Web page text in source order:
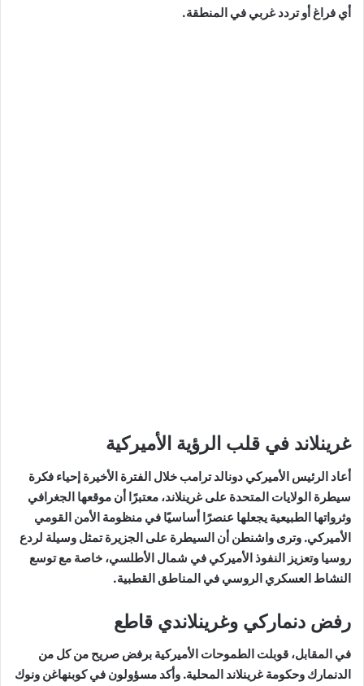
أي فراغ أو تردد غربي في المنطقة.
غرينلاند في قلب الرؤية الأميركية
أعاد الرئيس الأميركي دونالد ترامب خلال الفترة الأخيرة إحياء فكرة
سيطرة الولايات المتحدة على غرينلاند، معتبرًا أن موقعها الجغرافي
وثرواتها الطبيعية يجعلها عنصرًا أساسيًا في منظومة الأمن القومي
الأميركي. وترى واشنطن أن السيطرة على الجزيرة تمثل وسيلة لردع
روسيا وتعزيز النفوذ الأميركي في شمال الأطلسي، خاصة مع توسع
النشاط العسكري الروسي في المناطق القطبية.
رفض دنماركي وغرينلاندي قاطع
في المقابل، قوبلت الطموحات الأميركية برفض صريح من كل من
الدنمارك وحكومة غرينلاند المحلية. وأكد مسؤولون في كوبنهاغن ونوك